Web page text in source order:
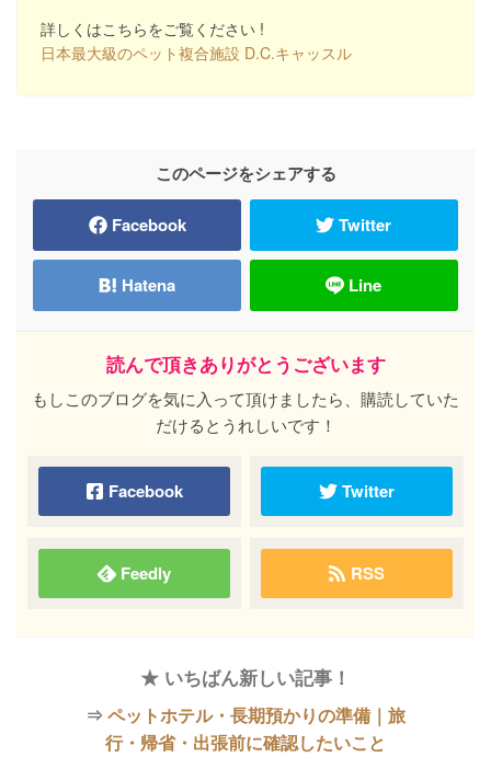
詳しくはこちらをご覧ください !
日本最大級のペット複合施設 D.C.キャッスル
このページをシェアする
Facebook Twitter
Hatena Line
読んで頂きありがとうございます
もしこのブログを気に入って頂けましたら、購読していた
だけるとうれしいです！
Facebook Twitter
Feedly RSS
★ いちばん新しい記事！
⇒ ペットホテル・長期預かりの準備｜旅
行・帰省・出張前に確認したいこと